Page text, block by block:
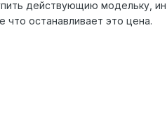
действующию модельку,
что останавливает это цена.